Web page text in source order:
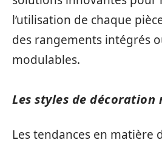
l’utilisation de chaque
des rangements intégrés
modulables.
Les styles de décoration
Les tendances en matière